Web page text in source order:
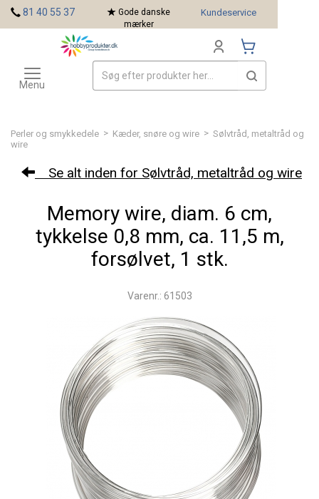
Perler og smykkedele > Kæder, snøre og wire > Sølvtråd, metaltråd og
wire
Se alt inden for Sølvtråd, metaltråd og wire
Memory wire, diam. 6 cm,
tykkelse 0,8 mm, ca. 11,5 m,
forsølvet, 1 stk.
Varenr.: 61503
81 40 55 37
Gode danske
mærker
Kundeservice
Toggle
navigation
Menu
Mærker